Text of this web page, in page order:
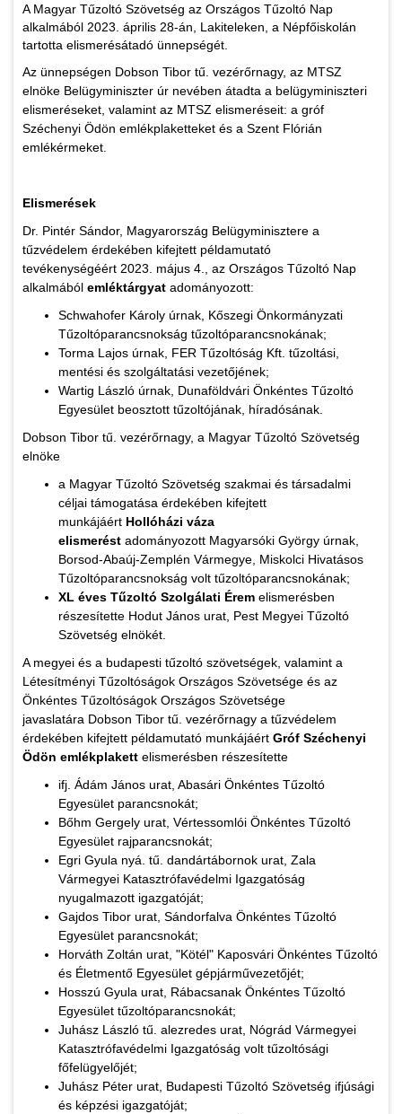
A Magyar Tűzoltó Szövetség az Országos Tűzoltó Nap
alkalmából 2023. április 28-án, Lakiteleken, a Népfőiskolán
tartotta elismerésátadó ünnepségét.
Az ünnepségen Dobson Tibor tű. vezérőrnagy, az MTSZ
elnöke Belügyminiszter úr nevében átadta a belügyminiszteri
elismeréseket, valamint az MTSZ elismeréseit: a gróf
Széchenyi Ödön emlékplaketteket és a Szent Flórián
emlékérmeket.
Elismerések
Dr. Pintér Sándor, Magyarország Belügyminisztere a
tűzvédelem érdekében kifejtett példamutató
tevékenységéért 2023. május 4., az Országos Tűzoltó Nap
alkalmából emléktárgyat adományozott:
Schwahofer Károly úrnak, Kőszegi Önkormányzati
Tűzoltóparancsnokság tűzoltóparancsnokának;
Torma Lajos úrnak, FER Tűzoltóság Kft. tűzoltási,
mentési és szolgáltatási vezetőjének;
Wartig László úrnak, Dunaföldvári Önkéntes Tűzoltó
Egyesület beosztott tűzoltójának, híradósának.
Dobson Tibor tű. vezérőrnagy, a Magyar Tűzoltó Szövetség
elnöke
a Magyar Tűzoltó Szövetség szakmai és társadalmi
céljai támogatása érdekében kifejtett
munkájáért Hollóházi váza
elismerést adományozott Magyarsóki György úrnak,
Borsod-Abaúj-Zemplén Vármegye, Miskolci Hivatásos
Tűzoltóparancsnokság volt tűzoltóparancsnokának;
XL éves Tűzoltó Szolgálati Érem elismerésben
részesítette Hodut János urat, Pest Megyei Tűzoltó
Szövetség elnökét.
A megyei és a budapesti tűzoltó szövetségek, valamint a
Létesítményi Tűzoltóságok Országos Szövetsége és az
Önkéntes Tűzoltóságok Országos Szövetsége
javaslatára Dobson Tibor tű. vezérőrnagy a tűzvédelem
érdekében kifejtett példamutató munkájáért Gróf Széchenyi
Ödön emlékplakett elismerésben részesítette
ifj. Ádám János urat, Abasári Önkéntes Tűzoltó
Egyesület parancsnokát;
Bőhm Gergely urat, Vértessomlói Önkéntes Tűzoltó
Egyesület rajparancsnokát;
Egri Gyula nyá. tű. dandártábornok urat, Zala
Vármegyei Katasztrófavédelmi Igazgatóság
nyugalmazott igazgatóját;
Gajdos Tibor urat, Sándorfalva Önkéntes Tűzoltó
Egyesület parancsnokát;
Horváth Zoltán urat, "Kötél" Kaposvári Önkéntes Tűzoltó
és Életmentő Egyesület gépjárművezetőjét;
Hosszú Gyula urat, Rábacsanak Önkéntes Tűzoltó
Egyesület tűzoltóparancsnokát;
Juhász László tű. alezredes urat, Nógrád Vármegyei
Katasztrófavédelmi Igazgatóság volt tűzoltósági
főfelügyelőjét;
Juhász Péter urat, Budapesti Tűzoltó Szövetség ifjúsági
és képzési igazgatóját;